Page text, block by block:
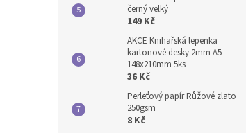
černý velký
149 Kč
AKCE Knihařská lepenka
kartonové desky 2mm A5
148x210mm 5ks
36 Kč
Perleťový papír Růžové zlato
250gsm
8 Kč